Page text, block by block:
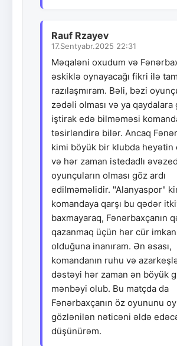
Rauf Rzayev
17.Sentyabr.2025 22:31
Məqaləni oxudum və
əskiklə oynayacağı fikri ilə tam
razılaşmıram. Bəli, bəzi
zədəli olması və ya qaydalara
iştirak edə bilməməsi
təsirləndirə bilər. Ancaq
kimi böyük bir klubda heyətin
və hər zaman istedadlı
oyunçuların olması göz ardı
edilməməlidir. "Alanyaspor"
komandaya qarşı bu qədər
baxmayaraq, Fənərbaxçanın
qazanmaq üçün hər cür
olduğuna inanıram. Ən əsası,
komandanın ruhu və
dəstəyi hər zaman ən böyük
mənbəyi olub. Bu matçda da
Fənərbaxçanın öz oyununu
gözlənilən nəticəni əldə
düşünürəm.